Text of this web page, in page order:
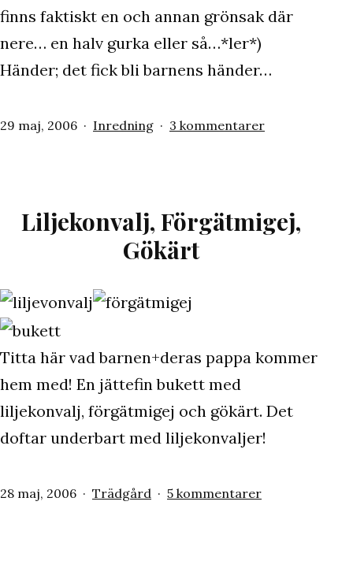
finns faktiskt en och annan grönsak där
nere… en halv gurka eller så…*ler*)
Händer; det fick bli barnens händer…
Publicerat
29 maj, 2006
Kategoriserat
Inredning 3 kommentarertill
händer…
Liljekonvalj, Förgätmigej,
Gökärt
Titta här vad barnen+deras pappa kommer
hem med! En jättefin bukett med
liljekonvalj, förgätmigej och gökärt. Det
doftar underbart med liljekonvaljer!
Publicerat
28 maj, 2006
Kategoriserat
Trädgård 5 kommentarertill